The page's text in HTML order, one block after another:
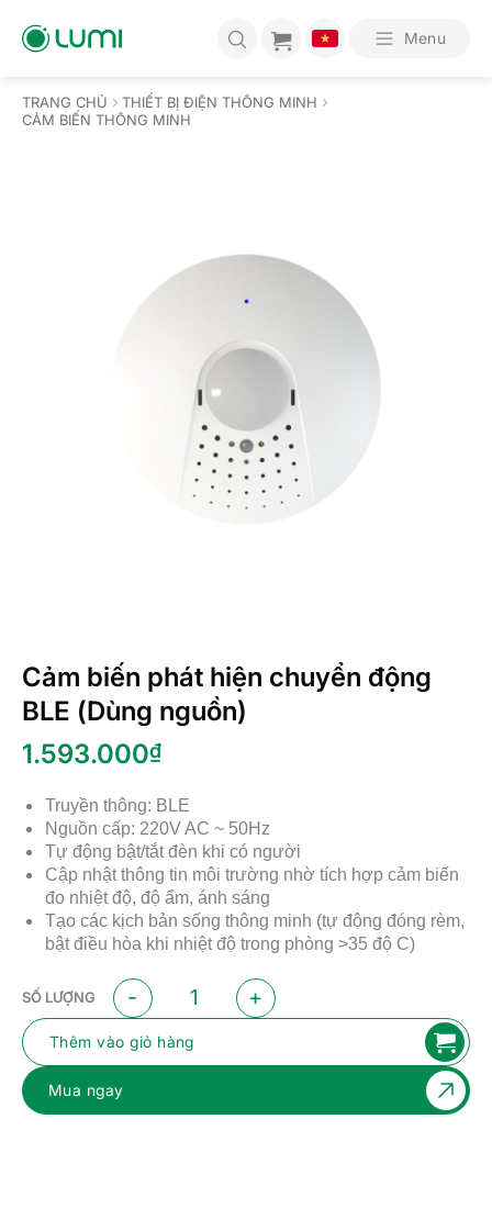
qua
Menu
TRANG CHỦ
THIẾT BỊ ĐIỆN THÔNG MINH
CẢM BIẾN THÔNG MINH
Cảm biến phát hiện chuyển động
BLE (Dùng nguồn)
1.593.000₫
Truyền thông: BLE
Nguồn cấp: 220V AC ~ 50Hz
Tự động bật/tắt đèn khi có người
Cập nhật thông tin môi trường nhờ tích hợp cảm biến
đo nhiệt độ, độ ẩm, ánh sáng
Tạo các kịch bản sống thông minh (tự động đóng rèm,
bật điều hòa khi nhiệt độ trong phòng >35 độ C)
SỐ LƯỢNG Cảm biến phát hiện chuyển động BLE (Dùng
Thêm vào giỏ hàng
Mua ngay